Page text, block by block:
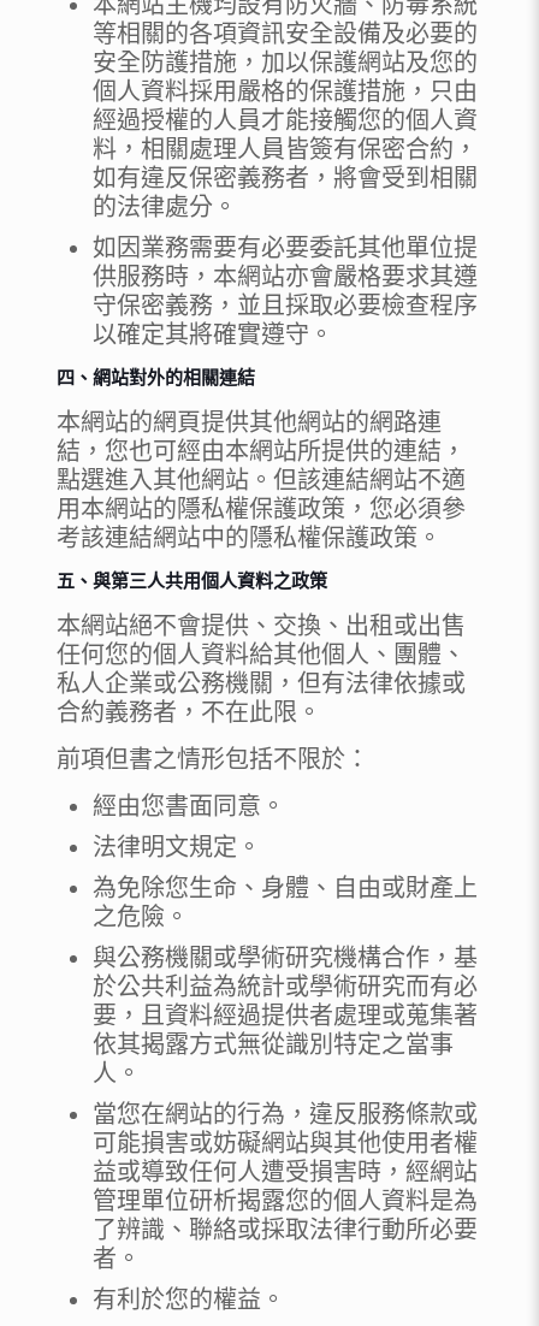
等相關的各項資訊安全設備及必要的
安全防護措施，加以保護網站及您的
個人資料採用嚴格的保護措施，只由
經過授權的人員才能接觸您的個人資
料，相關處理人員皆簽有保密合約，
如有違反保密義務者，將會受到相關
的法律處分。
如因業務需要有必要委託其他單位提
供服務時，本網站亦會嚴格要求其遵
守保密義務，並且採取必要檢查程序
以確定其將確實遵守。
四、網站對外的相關連結
本網站的網頁提供其他網站的網路連
結，您也可經由本網站所提供的連結，
點選進入其他網站。但該連結網站不適
用本網站的隱私權保護政策，您必須參
考該連結網站中的隱私權保護政策。
五、與第三人共用個人資料之政策
本網站絕不會提供、交換、出租或出售
任何您的個人資料給其他個人、團體、
私人企業或公務機關，但有法律依據或
合約義務者，不在此限。
前項但書之情形包括不限於：
經由您書面同意。
法律明文規定。
為免除您生命、身體、自由或財產上
之危險。
與公務機關或學術研究機構合作，基
於公共利益為統計或學術研究而有必
要，且資料經過提供者處理或蒐集著
依其揭露方式無從識別特定之當事
人。
當您在網站的行為，違反服務條款或
可能損害或妨礙網站與其他使用者權
益或導致任何人遭受損害時，經網站
管理單位研析揭露您的個人資料是為
了辨識、聯絡或採取法律行動所必要
者。
有利於您的權益。